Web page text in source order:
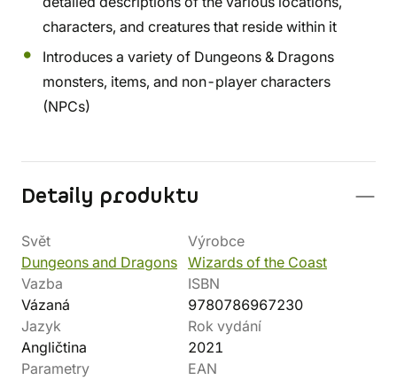
characters, and creatures that reside within it
Introduces a variety of Dungeons & Dragons
monsters, items, and non-player characters
(NPCs)
Detaily produktu
Svět
Dungeons and Dragons
Výrobce
Wizards of the Coast
Vazba
Vázaná
ISBN
9780786967230
Jazyk
Angličtina
Rok vydání
2021
Parametry
EAN